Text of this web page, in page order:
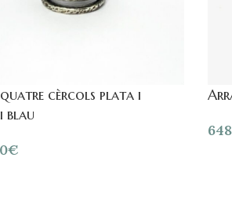
cèrcols plata i
blau
€